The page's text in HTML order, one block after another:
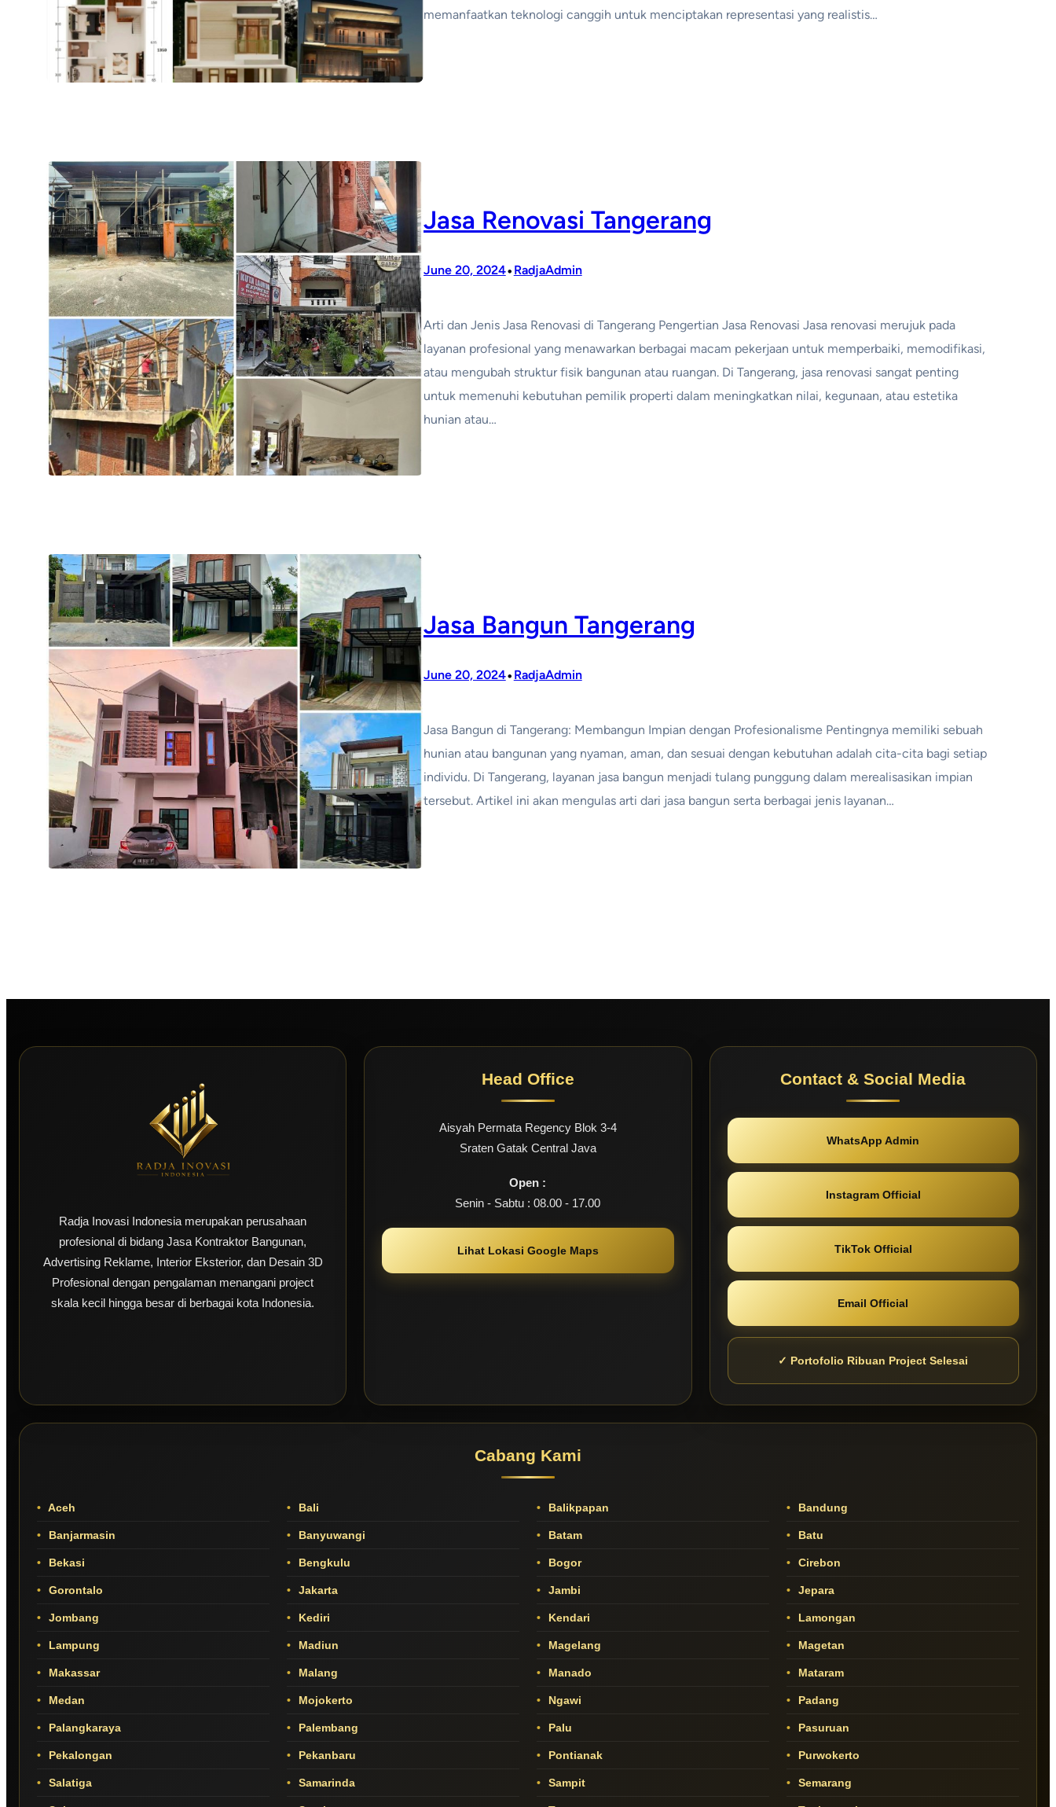
memanfaatkan teknologi canggih untuk menciptakan representasi yang realistis…
Jasa Renovasi Tangerang
June 20, 2024•RadjaAdmin
Arti dan Jenis Jasa Renovasi di Tangerang Pengertian Jasa Renovasi Jasa renovasi merujuk pada
layanan profesional yang menawarkan berbagai macam pekerjaan untuk memperbaiki, memodifikasi,
atau mengubah struktur fisik bangunan atau ruangan. Di Tangerang, jasa renovasi sangat penting
untuk memenuhi kebutuhan pemilik properti dalam meningkatkan nilai, kegunaan, atau estetika
hunian atau…
Jasa Bangun Tangerang
June 20, 2024•RadjaAdmin
Jasa Bangun di Tangerang: Membangun Impian dengan Profesionalisme Pentingnya memiliki sebuah
hunian atau bangunan yang nyaman, aman, dan sesuai dengan kebutuhan adalah cita-cita bagi setiap
individu. Di Tangerang, layanan jasa bangun menjadi tulang punggung dalam merealisasikan impian
tersebut. Artikel ini akan mengulas arti dari jasa bangun serta berbagai jenis layanan…
Radja Inovasi Indonesia merupakan perusahaan
profesional di bidang Jasa Kontraktor Bangunan,
Advertising Reklame, Interior Eksterior, dan Desain 3D
Profesional dengan pengalaman menangani project
skala kecil hingga besar di berbagai kota Indonesia.
Head Office
Aisyah Permata Regency Blok 3-4
Sraten Gatak Central Java
Open :
Senin - Sabtu : 08.00 - 17.00
Lihat Lokasi Google Maps
Contact & Social Media
WhatsApp Admin
Instagram Official
TikTok Official
Email Official
✓ Portofolio Ribuan Project Selesai
Cabang Kami
Aceh Bali Balikpapan Bandung
Banjarmasin Banyuwangi Batam Batu
Bekasi Bengkulu Bogor Cirebon
Gorontalo Jakarta Jambi Jepara
Jombang Kediri Kendari Lamongan
Lampung Madiun Magelang Magetan
Makassar Malang Manado Mataram
Medan Mojokerto Ngawi Padang
Palangkaraya Palembang Palu Pasuruan
Pekalongan Pekanbaru Pontianak Purwokerto
Salatiga Samarinda Sampit Semarang